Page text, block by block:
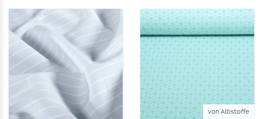
von Albstoffe